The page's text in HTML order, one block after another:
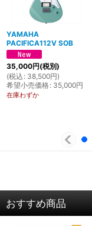
YAMAHA
PACIFICA112V SOB
35,000円(税別)
(税込 : 38,500円)
希望小売価格: 35,000円
在庫わずか
おすすめ商品